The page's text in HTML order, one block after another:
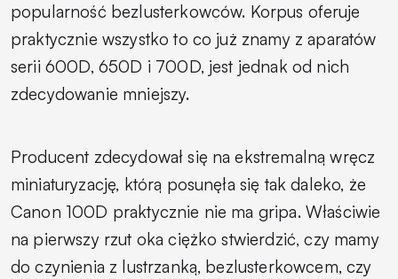
popularność bezlusterkowców. Korpus oferuje
praktycznie wszystko to co już znamy z aparatów
serii 600D, 650D i 700D, jest jednak od nich
zdecydowanie mniejszy.
Producent zdecydował się na ekstremalną wręcz
miniaturyzację, którą posunęła się tak daleko, że
Canon 100D praktycznie nie ma gripa. Właściwie
na pierwszy rzut oka ciężko stwierdzić, czy mamy
do czynienia z lustrzanką, bezlusterkowcem, czy